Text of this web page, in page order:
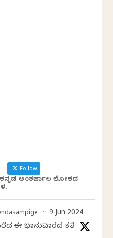
Follow
ಕನ್ನಡ ಅಂತರ್ಜಾಲ ಲೋಕದ
· 9 Jun 2024
ಈ ಭಾನುವಾರದ ಕತೆ